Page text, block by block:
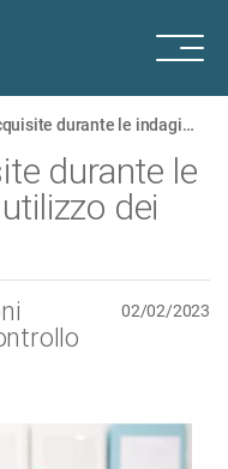
Informazioni acquisite durante le indagini finanziarie: utilizzo dei dati
durante le
dei
02/02/2023